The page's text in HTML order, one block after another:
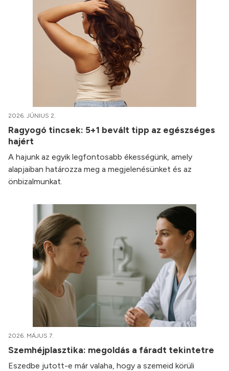
2026. JÚNIUS 2.
Ragyogó tincsek: 5+1 bevált tipp az egészséges
hajért
A hajunk az egyik legfontosabb ékességünk, amely
alapjaiban határozza meg a megjelenésünket és az
önbizalmunkat.
2026. MÁJUS 7.
Szemhéjplasztika: megoldás a fáradt tekintetre
Eszedbe jutott-e már valaha, hogy a szemeid körüli